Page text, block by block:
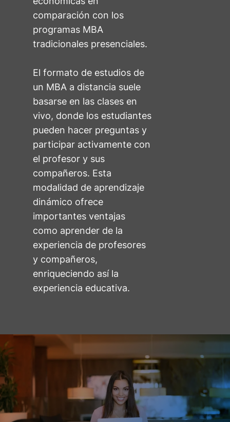
comparación con los
programas MBA
tradicionales presenciales.
El formato de estudios de
un MBA a distancia suele
basarse en las clases en
vivo, donde los estudiantes
pueden hacer preguntas y
participar activamente con
el profesor y sus
compañeros. Esta
modalidad de aprendizaje
dinámico ofrece
importantes ventajas
como aprender de la
experiencia de profesores
y compañeros,
enriqueciendo así la
experiencia educativa.